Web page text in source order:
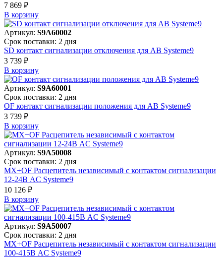
7 869 ₽
В корзинy
Артикул: S9A60002
Срок поставки: 2 дня
SD контакт сигнализации отключения для АВ Systeme9
3 739 ₽
В корзинy
Артикул: S9A60001
Срок поставки: 2 дня
OF контакт сигнализации положения для АВ Systeme9
3 739 ₽
В корзинy
Артикул: S9A50008
Срок поставки: 2 дня
MX+OF Расцепитель независимый с контактом сигнализации
12-24В AC Systeme9
10 126 ₽
В корзинy
Артикул: S9A50007
Срок поставки: 2 дня
MX+OF Расцепитель независимый с контактом сигнализации
100-415В AC Systeme9